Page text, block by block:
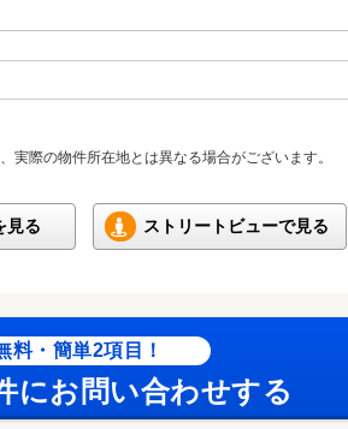
際の物件所在地とは異なる場合がございます。
見る ストリートビューで見る
料・簡単2項目！
にお問い合わせする